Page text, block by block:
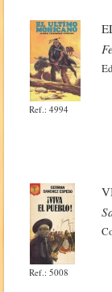
Ref.: 4994
Ref.: 5008